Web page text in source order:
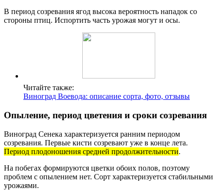
В период созревания ягод высока вероятность нападок со
стороны птиц. Испортить часть урожая могут и осы.
Читайте также:
Виноград Воевода: описание сорта, фото, отзывы
Опыление, период цветения и сроки созревания
Виноград Сенека характеризуется ранним периодом
созревания. Первые кисти созревают уже в конце лета.
Период плодоношения средней продолжительности.
На побегах формируются цветки обоих полов, поэтому
проблем с опылением нет. Сорт характеризуется стабильными
урожаями.